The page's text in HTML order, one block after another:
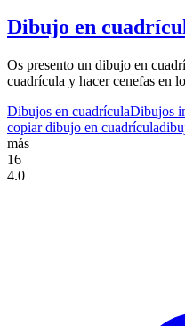
Dibujo en
Os presento un dibujo en
cuadrícula y hacer cenefas en
Dibujos en cuadrículaDibujos
copiar dibujo en cuadrícula
más
16
4.0